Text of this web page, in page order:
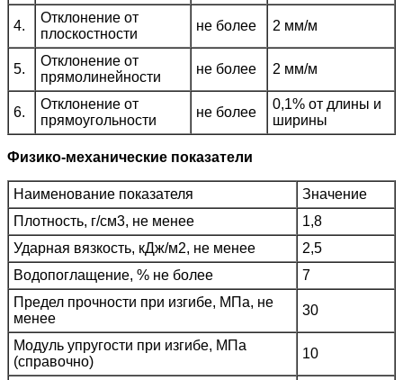
4.
Отклонение от
плоскостности
не более 2 мм/м
5.
Отклонение от
прямолинейности
не более 2 мм/м
6.
Отклонение от
прямоугольности
не более
0,1% от длины и
ширины
Физико-механические показатели
Наименование показателя
Значение
Плотность, г/см3, не менее
1,8
Ударная вязкость, кДж/м2, не менее
2,5
Водопоглащение, % не более
7
Предел прочности при изгибе, МПа, не
менее
30
Модуль упругости при изгибе, МПа
(справочно)
10